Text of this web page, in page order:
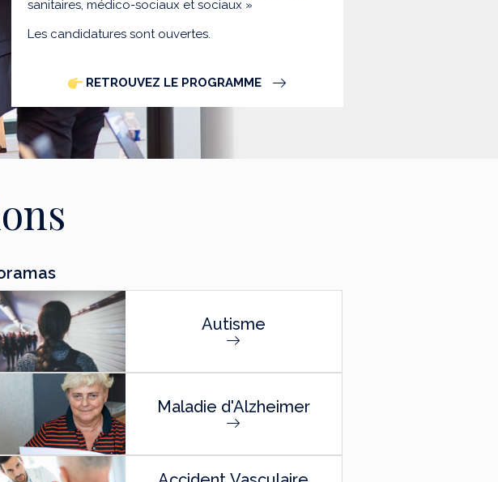
sanitaires, médico-sociaux et sociaux »
Les candidatures sont ouvertes.
RETROUVEZ LE PROGRAMME
Autisme
Maladie d'Alzheimer